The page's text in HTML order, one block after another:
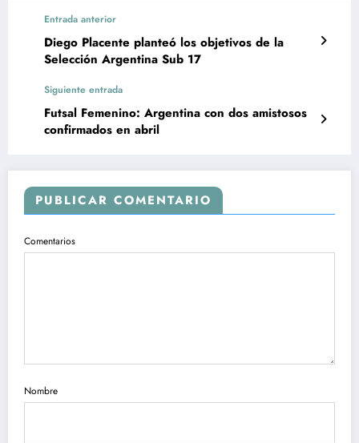
Entrada anterior
Diego Placente planteó los objetivos de la
Selección Argentina Sub 17
Siguiente entrada
Futsal Femenino: Argentina con dos amistosos
confirmados en abril
PUBLICAR COMENTARIO
Comentarios
Nombre